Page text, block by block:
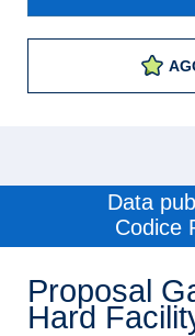
Data
Codice
Proposal
Hard